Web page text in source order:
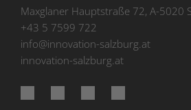
Maxglaner Hauptstraße 72, A-5020
+43 5 7599 722
info@innovation-salzburg.at
innovation-salzburg.at